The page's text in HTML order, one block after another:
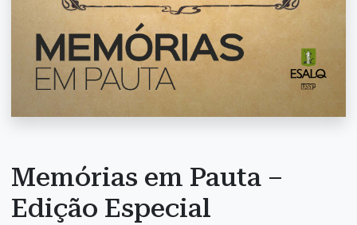
Memórias em Pauta –
Edição Especial